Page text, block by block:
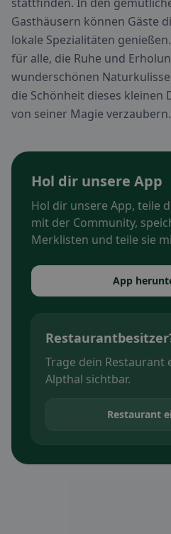
Gasthäusern können Gäste
lokale Spezialitäten
für alle, die Ruhe und
wunderschönen
die Schönheit dieses kleinen
von seiner Magie verzaubern.
Hol dir unsere App
Hol dir unsere App, teile
mit der Community,
Merklisten und teile sie
App
Trage dein Restaurant
Alpthal sichtbar.
Restaurant